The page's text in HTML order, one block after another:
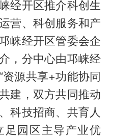
经开区推介科创生
营、科创服务和产
崃经开区管委会企
，分中心由邛崃经
源共享+功能协同
建，双方共同推动
科技招商、共育人
足园区主导产业优